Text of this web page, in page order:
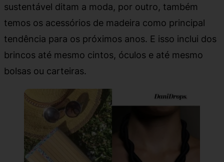
sustentável ditam a moda, por outro, também
temos os acessórios de madeira como principal
tendência para os próximos anos. E isso inclui dos
brincos até mesmo cintos, óculos e até mesmo
bolsas ou carteiras.